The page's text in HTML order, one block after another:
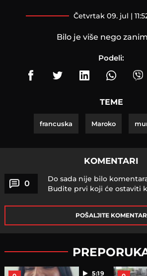
četvrtak 09. jul |
Bilo je više nego
Podeli:
TEME
francuska Maroko
KOMENTARI
0
Do sada nije bilo
Budite prvi koji će ostaviti
POŠALJITE KOMENTAR
5:19